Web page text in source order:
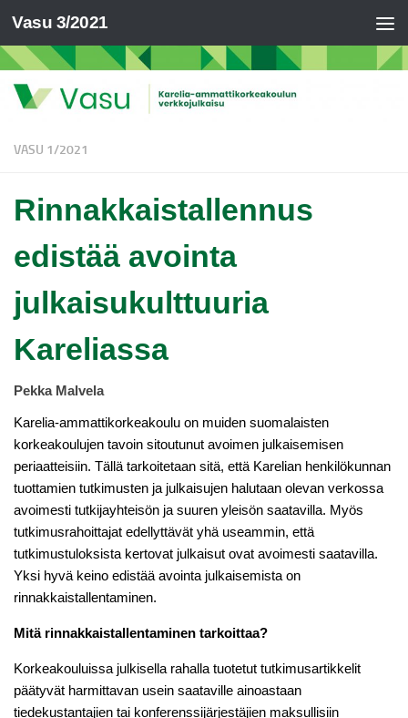
Vasu 3/2021
VASU 1/2021
Rinnakkaistallennus
edistää avointa
julkaisukulttuuria
Kareliassa
Pekka Malvela
Karelia-ammattikorkeakoulu on muiden suomalaisten
korkeakoulujen tavoin sitoutunut avoimen julkaisemisen
periaatteisiin. Tällä tarkoitetaan sitä, että Karelian henkilökunnan
tuottamien tutkimusten ja julkaisujen halutaan olevan verkossa
avoimesti tutkijayhteisön ja suuren yleisön saatavilla. Myös
tutkimusrahoittajat edellyttävät yhä useammin, että
tutkimustuloksista kertovat julkaisut ovat avoimesti saatavilla.
Yksi hyvä keino edistää avointa julkaisemista on
rinnakkaistallentaminen.
Mitä rinnakkaistallentaminen tarkoittaa?
Korkeakouluissa julkisella rahalla tuotetut tutkimusartikkelit
päätyvät harmittavan usein saataville ainoastaan
tiedekustantajien tai konferenssijärjestäjien maksullisiin